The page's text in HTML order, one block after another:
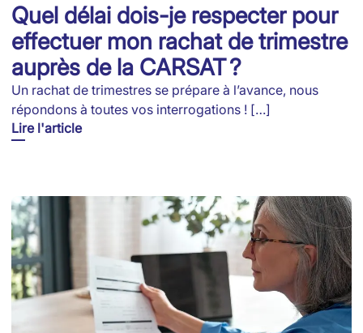
Quel délai dois-je respecter pour
effectuer mon rachat de trimestre
auprès de la CARSAT ?
Un rachat de trimestres se prépare à l’avance, nous
répondons à toutes vos interrogations ! […]
Lire l'article